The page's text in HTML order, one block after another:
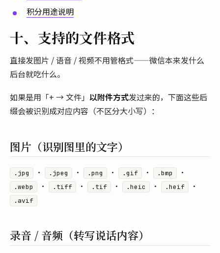
积分用途说明
十、支持的文件格式
直接发图片 / 语音 / 视频不用管格式——微信本来发什么
后台就吃什么。
如果是用「+ → 文件」 以附件方式发过来的，下面这些后
缀会被识别成对应内容（不区分大小写）：
图片（识别图里的文字）
.jpg · .jpeg · .png · .gif · .bmp ·
.webp · .tiff · .tif · .heic · .heif ·
.avif
录音 / 音频（转写说话内容）